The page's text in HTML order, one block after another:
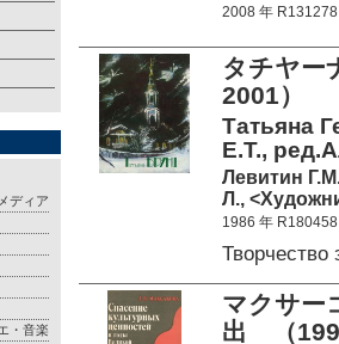
ディア
・音楽
2008 年 R131278
タチヤー
2001）
Татьяна
Е.Т.,
Левитин
Л.,
1986 年 R180458
Творчество
マクサー
出 （